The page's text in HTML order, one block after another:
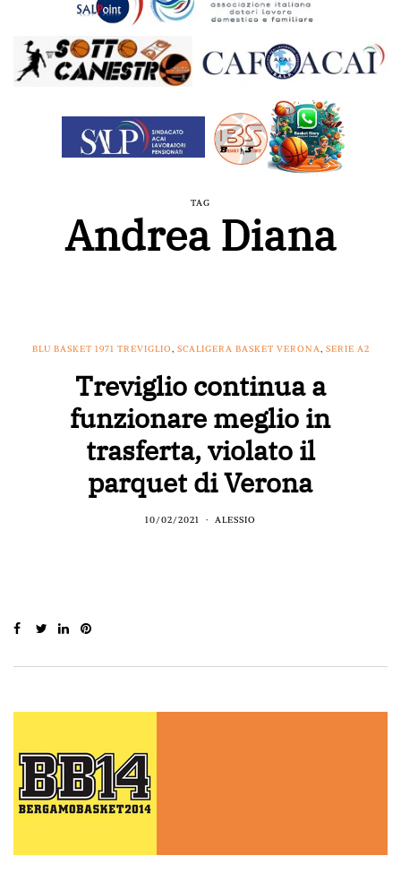
TAG
Andrea Diana
BLU BASKET 1971 TREVIGLIO, SCALIGERA BASKET VERONA, SERIE A2
Treviglio continua a
funzionare meglio in
trasferta, violato il
parquet di Verona
10/02/2021 ALESSIO